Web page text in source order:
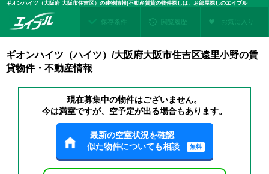
ギオンハイツ（大阪府 大阪市住吉区）の建物情報|不動産賃貸の物件探しは、お部屋探しのエイブル
保存条件 閲覧履歴 お気に入り
ギオンハイツ（ハイツ）/大阪府大阪市住吉区遠里小野の賃
貸物件・不動産情報
現在募集中の物件はございません。
今は満室ですが、空予定が出る場合もあります。
最新の空室状況を確認
似た物件についても相談
無料